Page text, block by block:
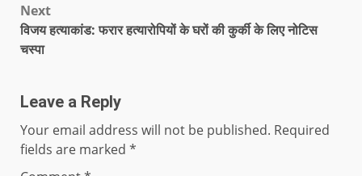
Next
विजय हत्याकांड: फरार हत्यारोपियों के घरों की कुर्की के लिए नोटिस
चस्पा
Leave a Reply
Your email address will not be published. Required
fields are marked *